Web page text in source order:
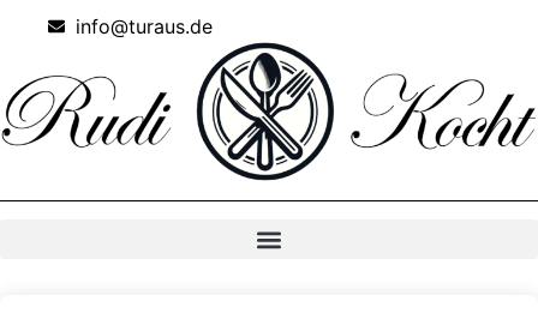
info@turaus.de